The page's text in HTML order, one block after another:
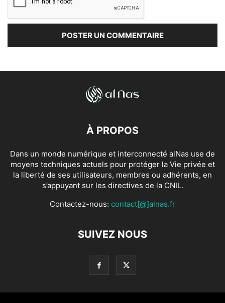
À PROPOS
Dans un monde numérique et interconnecté alNas use de
moyens techniques actuels pour protéger la Vie privée et
la liberté de ses utilisateurs, membres ou adhérents, en
s’appuyant sur les directives de la CNIL.
Contactez-nous: contact[@]alnas.fr
SUIVEZ NOUS